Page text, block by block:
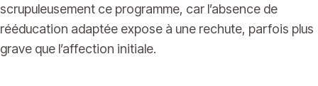
scrupuleusement ce programme, car l’absence de
rééducation adaptée expose à une rechute, parfois plus
grave que l’affection initiale.